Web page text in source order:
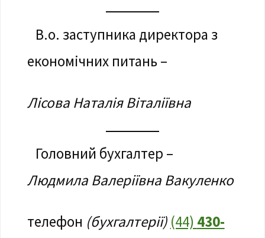
В.о. заступника директора з
економічних питань –
Лісова Наталія Віталіївна
Головний бухгалтер –
Людмила Валеріївна Вакуленко
телефон (бухгалтерії) (44) 430-